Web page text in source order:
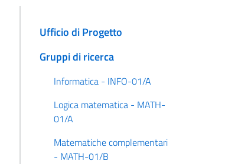
Ufficio di Progetto
Gruppi di ricerca
Informatica - INFO-01/A
Logica matematica - MATH-
01/A
Matematiche complementari
- MATH-01/B